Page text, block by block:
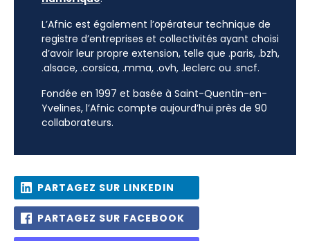
L’Afnic est également l’opérateur technique de
registre d’entreprises et collectivités ayant choisi
d’avoir leur propre extension, telle que .paris, .bzh,
.alsace, .corsica, .mma, .ovh, .leclerc ou .sncf.
Fondée en 1997 et basée à Saint-Quentin-en-
Yvelines, l’Afnic compte aujourd’hui près de 90
collaborateurs.
PARTAGEZ SUR LINKEDIN
PARTAGEZ SUR FACEBOOK